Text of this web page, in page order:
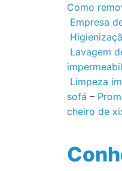
Como
Empresa
Lavagem
Limpeza
sofá –
cheiro de